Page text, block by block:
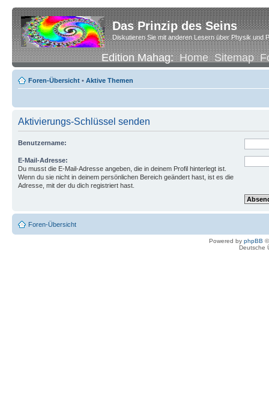
Das Prinzip des Seins
Diskutieren Sie mit anderen Lesern über Physik und
Edition Mahag:Home Sitemap
Foren-Übersicht • Aktive Themen
Aktivierungs-Schlüssel senden
Benutzername:
E-Mail-Adresse:
Du musst die E-Mail-Adresse angeben, die in deinem Profil hinterlegt ist.
Wenn du sie nicht in deinem persönlichen Bereich geändert hast, ist es die
Adresse, mit der du dich registriert hast.
Foren-Übersicht
Powered by phpBB
Deutsche